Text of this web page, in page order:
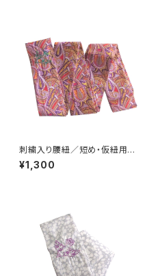
刺繍入り腰紐／短め・仮紐用
08リバティ紫【コットンきもの屋
＊san】
¥1,300